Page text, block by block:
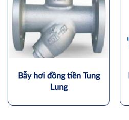
Bẫy hơi đồng tiền Tung
Lung